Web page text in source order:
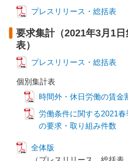
プレスリリース・総括表
要求集計（2021年3月1
表）
プレスリリース・総括表
個別集計表
時間外・休日労働の賃金
労働条件に関する2021
の要求・取り組み件数
全体版